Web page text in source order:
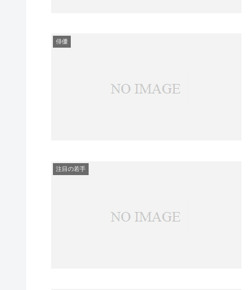
俳優
注目の若手